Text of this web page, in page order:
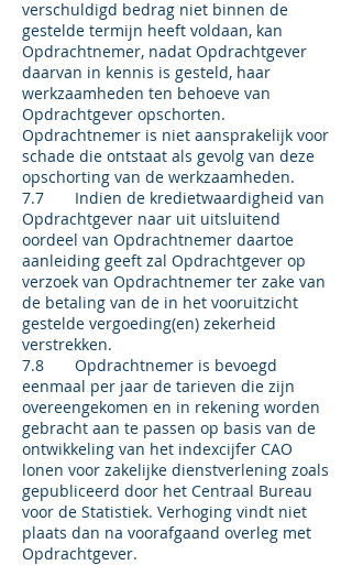
verschuldigd bedrag niet binnen de
gestelde termijn heeft voldaan, kan
Opdrachtnemer, nadat Opdrachtgever
daarvan in kennis is gesteld, haar
werkzaamheden ten behoeve van
Opdrachtgever opschorten.
Opdrachtnemer is niet aansprakelijk voor
schade die ontstaat als gevolg van deze
opschorting van de werkzaamheden.
7.7 Indien de kredietwaardigheid van
Opdrachtgever naar uit uitsluitend
oordeel van Opdrachtnemer daartoe
aanleiding geeft zal Opdrachtgever op
verzoek van Opdrachtnemer ter zake van
de betaling van de in het vooruitzicht
gestelde vergoeding(en) zekerheid
verstrekken.
7.8 Opdrachtnemer is bevoegd
eenmaal per jaar de tarieven die zijn
overeengekomen en in rekening worden
gebracht aan te passen op basis van de
ontwikkeling van het indexcijfer CAO
lonen voor zakelijke dienstverlening zoals
gepubliceerd door het Centraal Bureau
voor de Statistiek. Verhoging vindt niet
plaats dan na voorafgaand overleg met
Opdrachtgever.